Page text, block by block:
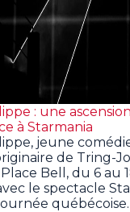
: une
à Starmania
jeune
de Tring-
Place Bell, du 6 au
le spectacle
québécoise.